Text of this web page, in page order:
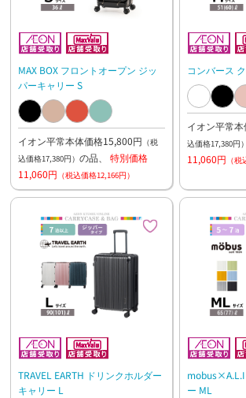
MAX BOX フロントオープン ジッ
パーキャリー S
イオン平常本体価格15,800円 （税
込価格17,380円） の品、 特別価格
11,060円 （税込価格12,166円）
コンバース
イオン平常
込価格17,380円）
11,060円 （
TRAVEL EARTH ドリンクホルダー
キャリー L
mobus×A.L.I
ー ML